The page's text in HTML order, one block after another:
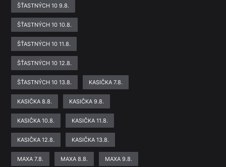
ŠŤASTNÝCH 10 9.8.
ŠŤASTNÝCH 10 10.8.
ŠŤASTNÝCH 10 11.8.
ŠŤASTNÝCH 10 12.8.
ŠŤASTNÝCH 10 13.8. KASIČKA 7.8.
KASIČKA 8.8. KASIČKA 9.8.
KASIČKA 10.8. KASIČKA 11.8.
KASIČKA 12.8. KASIČKA 13.8.
MAXA 7.8. MAXA 8.8. MAXA 9.8.